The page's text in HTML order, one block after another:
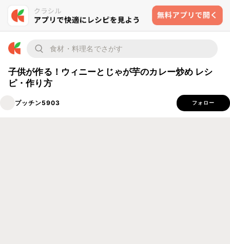
子供が作る！ウィニーとじゃが芋のカレー炒め レシ
ピ・作り方
プッチン5903 フォロー